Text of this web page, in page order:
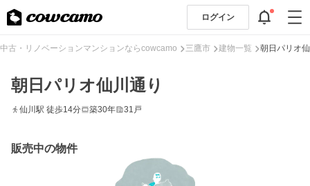
ログイン
中古・リノベーションマンションならcowcamo 三鷹市 建物一覧 朝日パリオ
朝日パリオ仙川通り
仙川駅 徒歩14分 築30年 31戸
販売中の物件